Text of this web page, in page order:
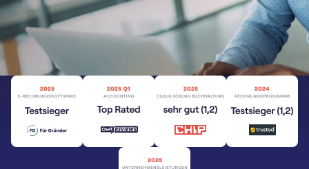
sevdesk ist mehrfach ausgezeichnet